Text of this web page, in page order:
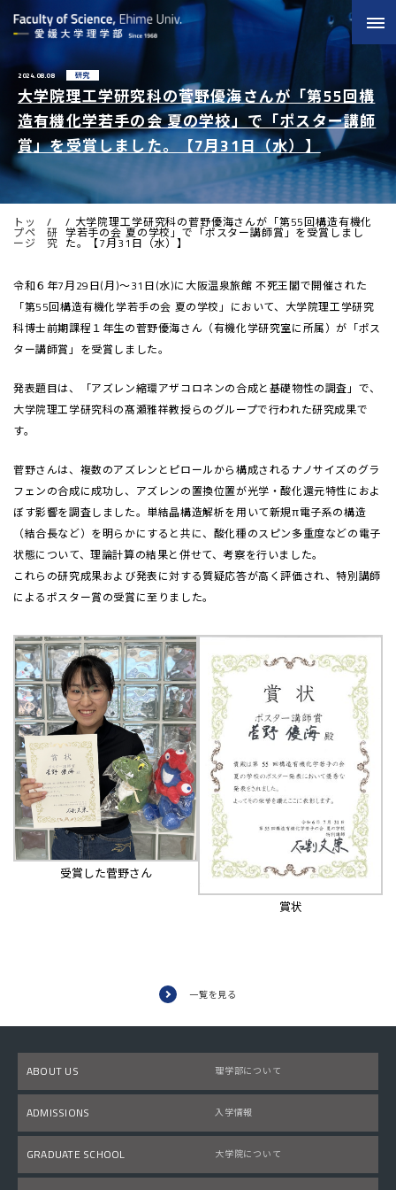
2024.08.08 研究
大学院理工学研究科の菅野優海さんが「第55回構
造有機化学若手の会 夏の学校」で「ポスター講師
賞」を受賞しました。【7月31日（水）】
トッ
プペ
ージ
研
究
大学院理工学研究科の菅野優海さんが「第55回構造有機化
学若手の会 夏の学校」で「ポスター講師賞」を受賞しまし
た。【7月31日（水）】
令和６年7月29日(月)～31日(水)に大阪温泉旅館 不死王閣で開催された
「第55回構造有機化学若手の会 夏の学校」において、大学院理工学研究
科博士前期課程１年生の菅野優海さん（有機化学研究室に所属）が「ポス
ター講師賞」を受賞しました。
発表題目は、「アズレン縮環アザコロネンの合成と基礎物性の調査」で、
大学院理工学研究科の髙瀬雅祥教授らのグループで行われた研究成果で
す。
菅野さんは、複数のアズレンとピロールから構成されるナノサイズのグラ
フェンの合成に成功し、アズレンの置換位置が光学・酸化還元特性におよ
ぼす影響を調査しました。単結晶構造解析を用いて新規π電子系の構造
（結合長など）を明らかにすると共に、酸化種のスピン多重度などの電子
状態について、理論計算の結果と併せて、考察を行いました。
これらの研究成果および発表に対する質疑応答が高く評価され、特別講師
によるポスター賞の受賞に至りました。
受賞した菅野さん
賞状
一覧を見る
ABOUT US 理学部について
ADMISSIONS 入学情報
GRADUATE SCHOOL 大学院について